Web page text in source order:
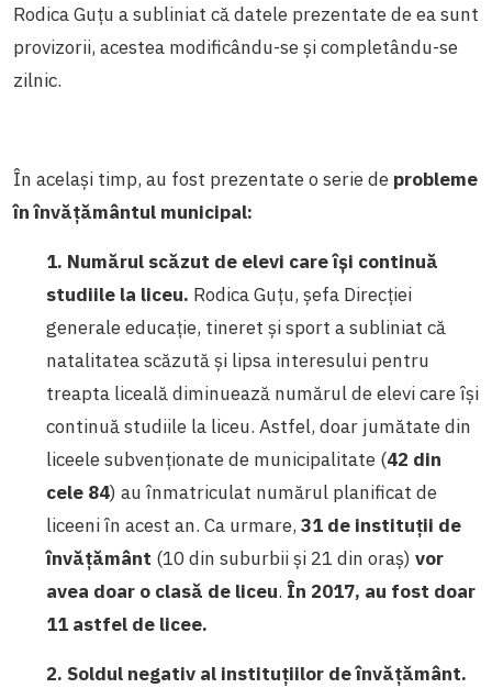
Rodica Guțu a subliniat că datele prezentate de ea sunt
provizorii, acestea modificându-se și completându-se
zilnic.
În același timp, au fost prezentate o serie de probleme
în învățământul municipal:
1. Numărul scăzut de elevi care își continuă
studiile la liceu. Rodica Guțu, șefa Direcției
generale educație, tineret și sport a subliniat că
natalitatea scăzută și lipsa interesului pentru
treapta liceală diminuează numărul de elevi care își
continuă studiile la liceu. Astfel, doar jumătate din
liceele subvenționate de municipalitate (42 din
cele 84) au înmatriculat numărul planificat de
liceeni în acest an. Ca urmare, 31 de instituții de
învățământ (10 din suburbii și 21 din oraș) vor
avea doar o clasă de liceu. În 2017, au fost doar
11 astfel de licee.
2. Soldul negativ al instituțiilor de învățământ.